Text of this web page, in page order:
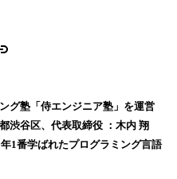
グ塾「侍エンジニア塾」を運営
渋谷区、代表取締役 ：木内 翔
1番学ばれたプログラミング言語